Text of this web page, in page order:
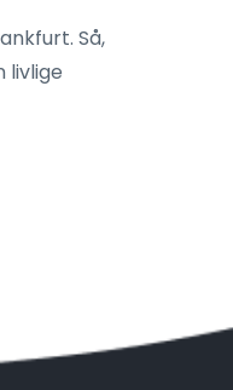
Så,
livlige